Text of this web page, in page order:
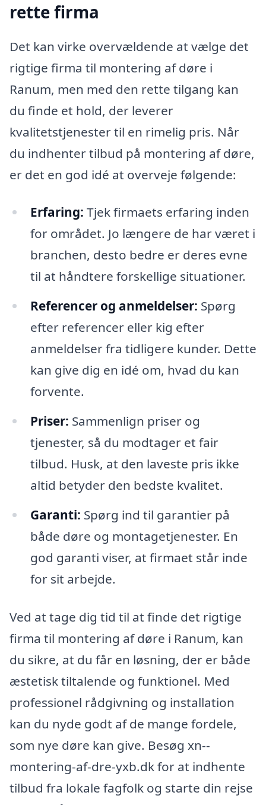
rette firma
Det kan virke overvældende at vælge det
rigtige firma til montering af døre i
Ranum, men med den rette tilgang kan
du finde et hold, der leverer
kvalitetstjenester til en rimelig pris. Når
du indhenter tilbud på montering af døre,
er det en god idé at overveje følgende:
Erfaring: Tjek firmaets erfaring inden
for området. Jo længere de har været i
branchen, desto bedre er deres evne
til at håndtere forskellige situationer.
Referencer og anmeldelser: Spørg
efter referencer eller kig efter
anmeldelser fra tidligere kunder. Dette
kan give dig en idé om, hvad du kan
forvente.
Priser: Sammenlign priser og
tjenester, så du modtager et fair
tilbud. Husk, at den laveste pris ikke
altid betyder den bedste kvalitet.
Garanti: Spørg ind til garantier på
både døre og montagetjenester. En
god garanti viser, at firmaet står inde
for sit arbejde.
Ved at tage dig tid til at finde det rigtige
firma til montering af døre i Ranum, kan
du sikre, at du får en løsning, der er både
æstetisk tiltalende og funktionel. Med
professionel rådgivning og installation
kan du nyde godt af de mange fordele,
som nye døre kan give. Besøg xn--
montering-af-dre-yxb.dk for at indhente
tilbud fra lokale fagfolk og starte din rejse